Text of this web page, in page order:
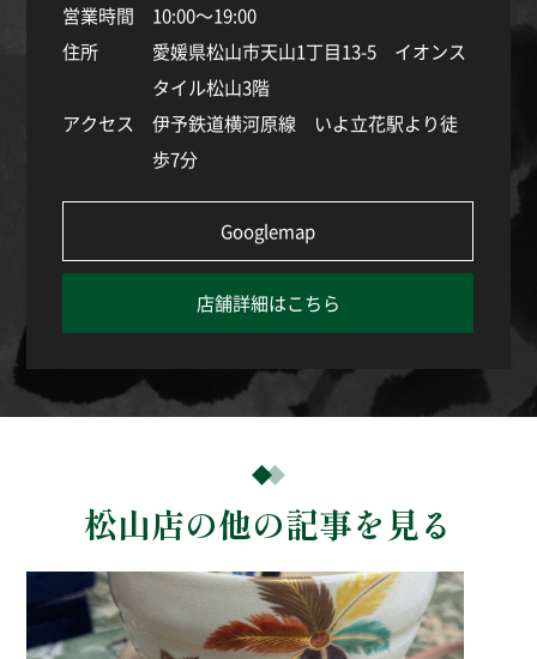
営業時間
10:00～19:00
住所
愛媛県松山市天山1丁目13-5 イオンス
タイル松山3階
アクセス
伊予鉄道横河原線 いよ立花駅より徒
歩7分
Googlemap
店舗詳細はこちら
松山店の他の記事を見る